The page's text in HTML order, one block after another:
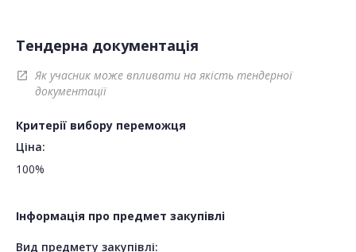
Тендерна документація
open_in_new
Як учасник може впливати на якість тендерної
документації
Критерії вибору переможця
Ціна:
100%
Інформація про предмет закупівлі
Вид предмету закупівлі: